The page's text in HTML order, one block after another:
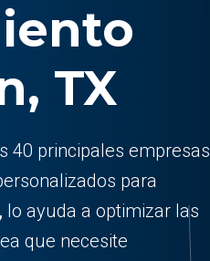
TX
40 principales empresas
para
lo ayuda a optimizar las
que necesite